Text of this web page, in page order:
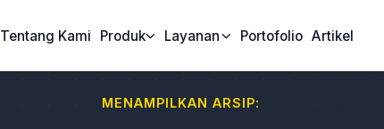
Tentang Kami Produk Layanan Portofolio Artikel
MENAMPILKAN ARSIP: